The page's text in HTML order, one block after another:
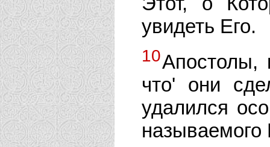
увидеть Его.
10Апостолы,
что' они
удалился